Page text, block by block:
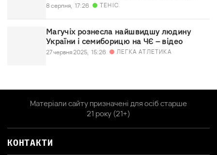
8 серпня, 17:26 ТЕНІС
Магучіх рознесла найшвидшу людину
України і семиборицю на ЧЄ – відео
27 червня 2025, 15:26 ЛЕГКА АТЛЕТИКА
Матеріали сайту призначені для осіб старше
21 року (21+)
КОНТАКТИ